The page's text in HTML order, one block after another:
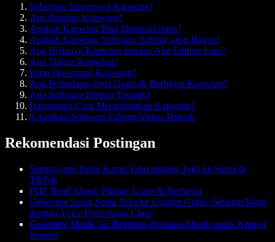
Seberapa Terpercaya Kapwing?
Apa Batasan Kapwing?
Apakah Kapwing Bisa Dipakai Gratis?
Apakah Kapwing Software Editing yang Bagus?
Apa Bedanya Kapwing dengan Alat Editing Lain?
Apa Tujuan Kapwing?
Perlu Download Kapwing?
Apa Perbedaan Versi Gratis & Berbayar Kapwing?
Apa Software Editing Terbaik?
Bagaimana Cara Menggunakan Kapwing?
8 Aplikasi/Software Editing Video Terbaik
Rekomendasi Postingan
Semua yang Perlu Kamu Tahu tentang Teks ke Suara di
TikTok
PDF Read Aloud: Pilihan Gratis & Berbayar
Generator Suara Santa Teks ke Ucapan Gratis: Selamat Natal
dengan Voice Over Santa Claus
Generator Musik AI: Revolusi Produksi Musik untuk Kreator
Konten